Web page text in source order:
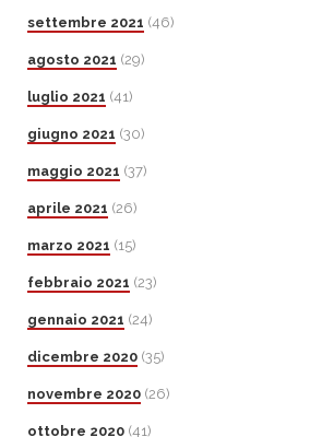
settembre 2021 (46)
agosto 2021 (29)
luglio 2021 (41)
giugno 2021 (30)
maggio 2021 (37)
aprile 2021 (26)
marzo 2021 (15)
febbraio 2021 (23)
gennaio 2021 (24)
dicembre 2020 (35)
novembre 2020 (26)
ottobre 2020 (41)